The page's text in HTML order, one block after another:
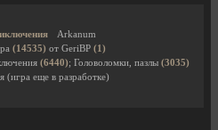
Arkanum
(14535) от GeriBP (1)
(6440); Головоломки, пазлы (3035)
(игра еще в разработке)